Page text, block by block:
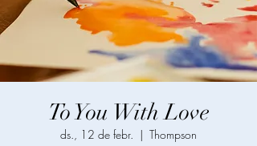
To You With Love
ds., 12 de febr.
  |
Thompson